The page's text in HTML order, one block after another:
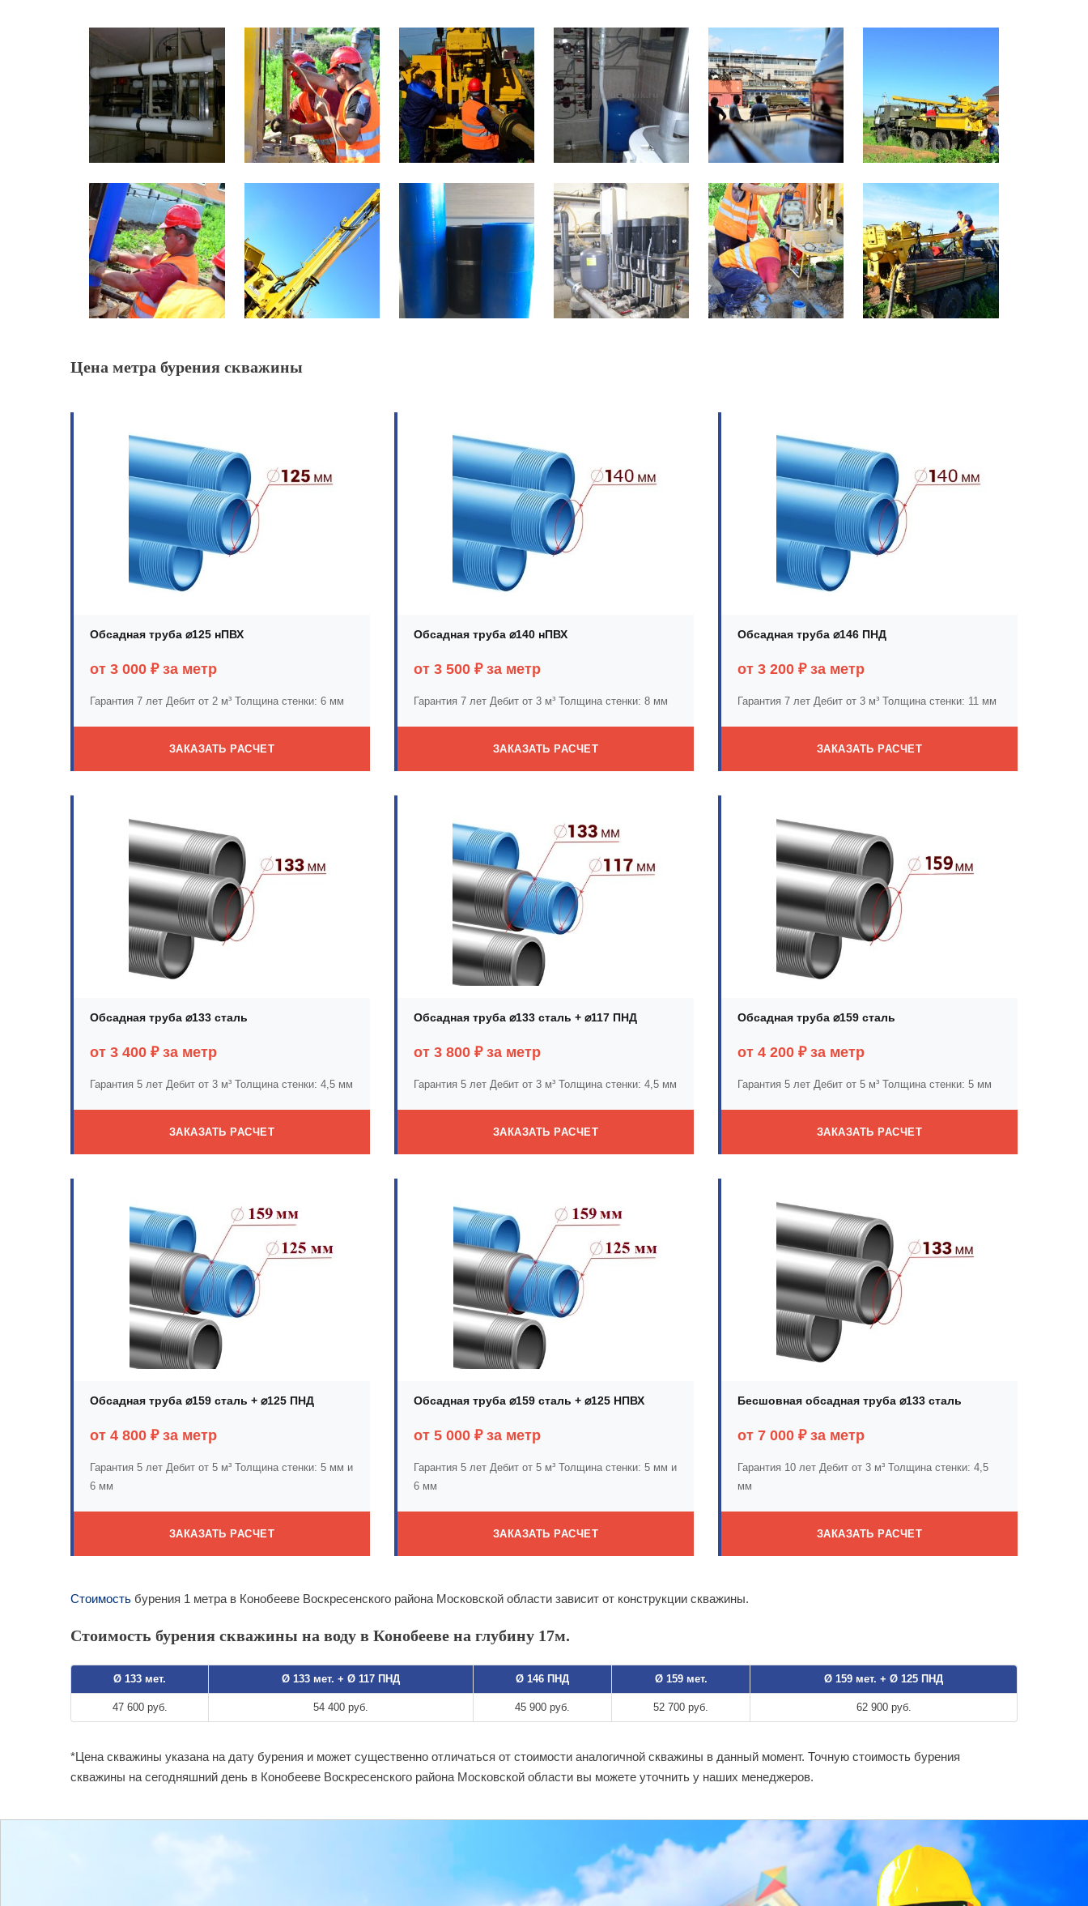
Цена метра бурения скважины
Обсадная труба ⌀125 нПВХ
от 3 000 ₽ за метр
Гарантия 7 лет Дебит от 2 м³ Толщина стенки: 6 мм
ЗАКАЗАТЬ РАСЧЕТ
Обсадная труба ⌀140 нПВХ
от 3 500 ₽ за метр
Гарантия 7 лет Дебит от 3 м³ Толщина стенки: 8 мм
ЗАКАЗАТЬ РАСЧЕТ
Обсадная труба ⌀146 ПНД
от 3 200 ₽ за метр
Гарантия 7 лет Дебит от 3 м³ Толщина стенки: 11 мм
ЗАКАЗАТЬ РАСЧЕТ
Обсадная труба ⌀133 сталь
от 3 400 ₽ за метр
Гарантия 5 лет Дебит от 3 м³ Толщина стенки: 4,5 мм
ЗАКАЗАТЬ РАСЧЕТ
Обсадная труба ⌀133 сталь + ⌀117 ПНД
от 3 800 ₽ за метр
Гарантия 5 лет Дебит от 3 м³ Толщина стенки: 4,5 мм
ЗАКАЗАТЬ РАСЧЕТ
Обсадная труба ⌀159 сталь
от 4 200 ₽ за метр
Гарантия 5 лет Дебит от 5 м³ Толщина стенки: 5 мм
ЗАКАЗАТЬ РАСЧЕТ
Обсадная труба ⌀159 сталь + ⌀125 ПНД
от 4 800 ₽ за метр
Гарантия 5 лет Дебит от 5 м³ Толщина стенки: 5 мм и
6 мм
ЗАКАЗАТЬ РАСЧЕТ
Обсадная труба ⌀159 сталь + ⌀125 НПВХ
от 5 000 ₽ за метр
Гарантия 5 лет Дебит от 5 м³ Толщина стенки: 5 мм и
6 мм
ЗАКАЗАТЬ РАСЧЕТ
Бесшовная обсадная труба ⌀133 сталь
от 7 000 ₽ за метр
Гарантия 10 лет Дебит от 3 м³ Толщина стенки: 4,5
мм
ЗАКАЗАТЬ РАСЧЕТ
Стоимость бурения 1 метра в Конобееве Воскресенского района Московской области зависит от конструкции скважины.
Стоимость бурения скважины на воду в Конобееве на глубину 17м.
Ø 133 мет. Ø 133 мет. + Ø 117 ПНД Ø 146 ПНД Ø 159 мет. Ø 159 мет. + Ø 125 ПНД
47 600 руб. 54 400 руб. 45 900 руб. 52 700 руб. 62 900 руб.
*Цена скважины указана на дату бурения и может существенно отличаться от стоимости аналогичной скважины в данный момент. Точную стоимость бурения
скважины на сегодняшний день в Конобееве Воскресенского района Московской области вы можете уточнить у наших менеджеров.